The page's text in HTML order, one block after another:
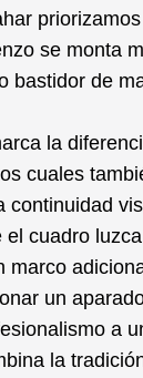
se monta
bastidor de
la
cuales
continuidad
el cuadro
marco
un
a
la